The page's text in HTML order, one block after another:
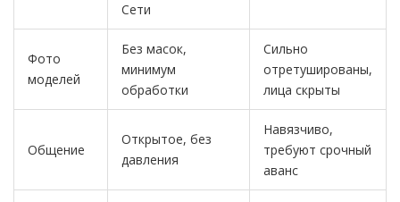
Сети
Фото
моделей
Без масок,
минимум
обработки
Сильно
отретушированы,
лица скрыты
Общение
Открытое, без
давления
Навязчиво,
требуют срочный
аванс